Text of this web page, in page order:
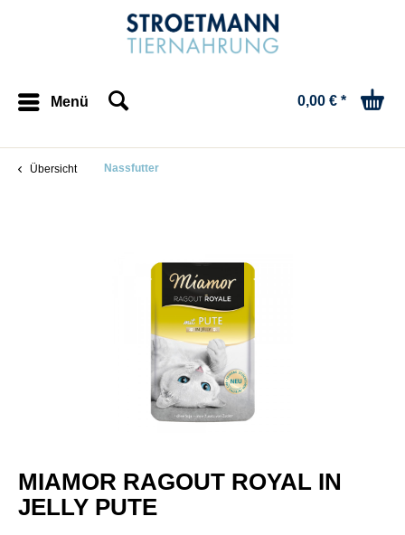
Menü 0,00 € *
Übersicht Nassfutter
MIAMOR RAGOUT ROYAL IN
JELLY PUTE